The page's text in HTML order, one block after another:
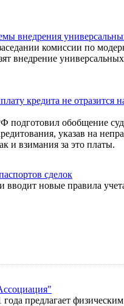
внедрения
комиссии по
внедрение
кредита не отразится
обобщение
указав на
и взимания за это платы.
сделок
вводит новые правила
предлагает